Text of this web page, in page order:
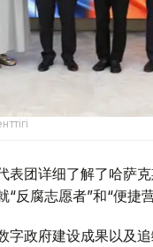
表团详细了解了哈萨
反腐志愿者”和“便捷
字政府建设成果以及